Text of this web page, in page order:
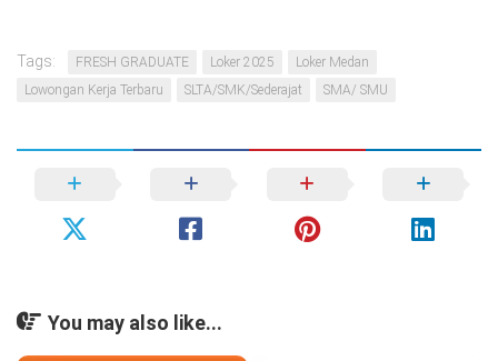
Tags: FRESH GRADUATE Loker 2025
Loker Medan
Lowongan Kerja Terbaru
SLTA/SMK/Sederajat SMA/ SMU
You may also like...